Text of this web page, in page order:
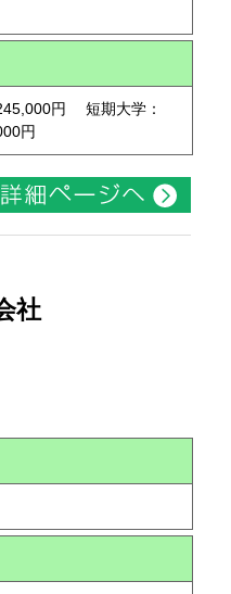
円 短期大学：
円
社